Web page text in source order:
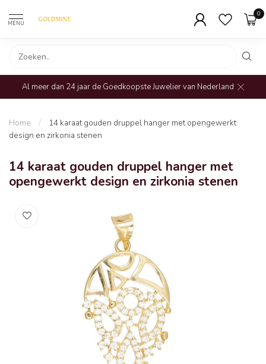
MENU
0
Al meer dan 24 jaar de Goedkoopste Juwelier van Nederland
Home /
14 karaat gouden druppel hanger met opengewerkt
design en zirkonia stenen
14 karaat gouden druppel hanger met
opengewerkt design en zirkonia stenen